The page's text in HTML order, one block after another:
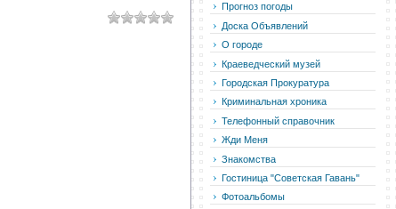
Прогноз погоды
Доска Объявлений
О городе
Краеведческий музей
Городская Прокуратура
Криминальная хроника
Телефонный справочник
Жди Меня
Знакомства
Гостиница "Советская Гавань"
Фотоальбомы